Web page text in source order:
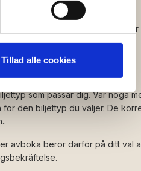
og til at analysere
for sociale medier,
Tillad alle cookies
för den delen av paketet.
du bekantar dig med villkoren
av färjebiljetter
som passar dig. Var noga
den biljettyp du väljer. De
avboka beror därför på ditt val